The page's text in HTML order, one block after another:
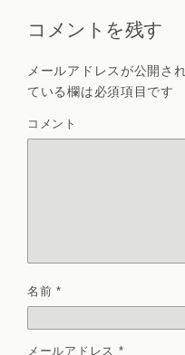
コメントを残す
メールアドレスが公開さ
ている欄は必須項目です
コメント
名前*
メールアドレス *